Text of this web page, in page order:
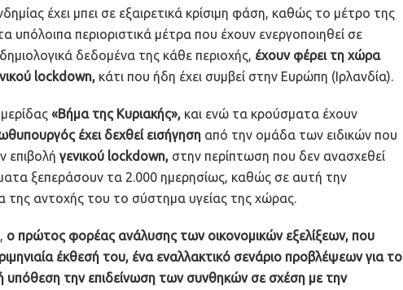
έχει μπει σε εξαιρετικά κρίσιμη φάση, καθώς το μέτρο της
υπόλοιπα περιοριστικά μέτρα που έχουν ενεργοποιηθεί σε
δεδομένα της κάθε περιοχής, έχουν φέρει τη χώρα
lockdown, κάτι που ήδη έχει συμβεί στην Ευρώπη (Ιρλανδία).
«Βήμα της Κυριακής», και ενώ τα κρούσματα έχουν
έχει δεχθεί εισήγηση από την ομάδα των ειδικών που
επιβολή γενικού lockdown, στην περίπτωση που δεν ανασχεθεί
ξεπεράσουν τα 2.000 ημερησίως, καθώς σε αυτή την
της αντοχής του το σύστημα υγείας της χώρας.
ο πρώτος φορέας ανάλυσης των οικονομικών εξελίξεων, που
έκθεσή του, ένα εναλλακτικό σενάριο προβλέψεων για το
υπόθεση την επιδείνωση των συνθηκών σε σχέση με την